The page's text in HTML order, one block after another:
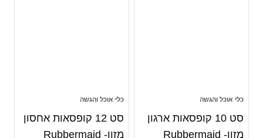
כלי אוכל והגשה
סט 10 קופסאות ארגון
מזון- Rubbermaid
כלי אוכל והגשה
סט 12 קופסאות אחסון
מזון- Rubbermaid